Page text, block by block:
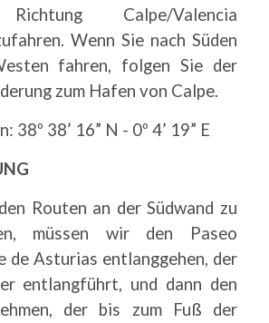
Calpe/Valencia
Wenn Sie nach Süden
fahren, folgen Sie der
zum Hafen von Calpe.
38º 38’ 16” N - 0º 4’ 19” E
Routen an der Südwand zu
müssen wir den Paseo
de Asturias entlanggehen, der
entlangführt, und dann den
der bis zum Fuß der